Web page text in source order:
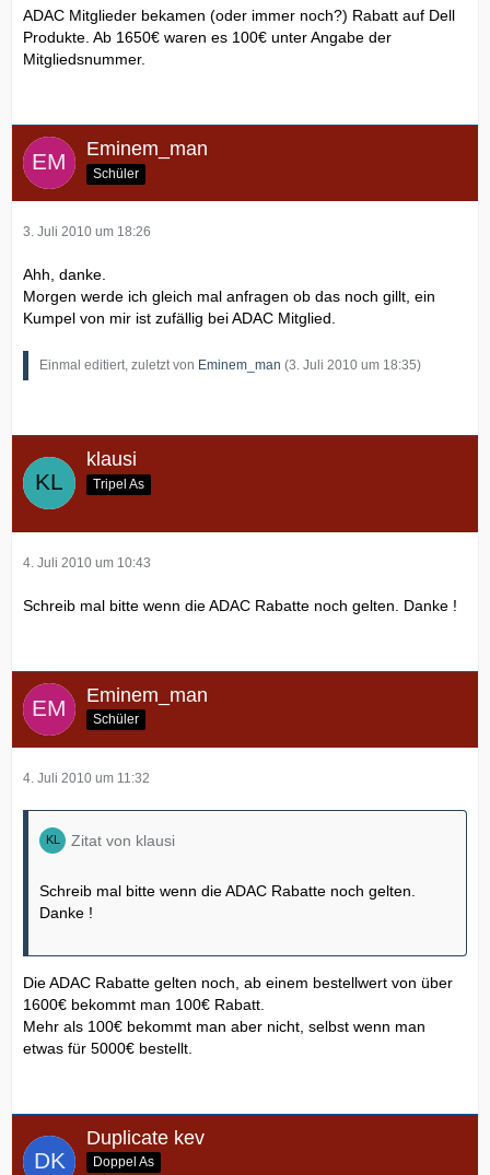
ADAC Mitglieder bekamen (oder immer noch?) Rabatt auf Dell
Produkte. Ab 1650€ waren es 100€ unter Angabe der
Mitgliedsnummer.
Eminem_man
Schüler
3. Juli 2010 um 18:26
Ahh, danke.
Morgen werde ich gleich mal anfragen ob das noch gillt, ein
Kumpel von mir ist zufällig bei ADAC Mitglied.
Einmal editiert, zuletzt von Eminem_man (3. Juli 2010 um 18:35)
klausi
Tripel As
4. Juli 2010 um 10:43
Schreib mal bitte wenn die ADAC Rabatte noch gelten. Danke !
Eminem_man
Schüler
4. Juli 2010 um 11:32
Zitat von klausi
Schreib mal bitte wenn die ADAC Rabatte noch gelten.
Danke !
Die ADAC Rabatte gelten noch, ab einem bestellwert von über
1600€ bekommt man 100€ Rabatt.
Mehr als 100€ bekommt man aber nicht, selbst wenn man
etwas für 5000€ bestellt.
Duplicate kev
Doppel As